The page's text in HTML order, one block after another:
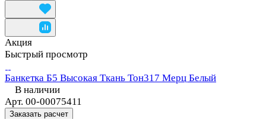
Акция
Быстрый просмотр
Банкетка Б5 Высокая Ткань Тон317 Мерц Белый
В наличии
Арт. 00-00075411
Заказать расчет